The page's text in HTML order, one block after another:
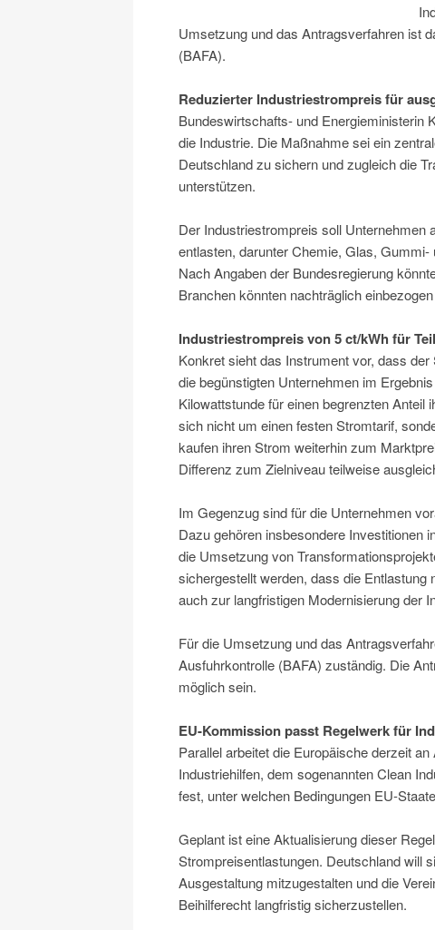
Umsetzung und das Antragsverfahren ist
(BAFA).
Reduzierter Industriestrompreis für
Bundeswirtschafts- und Energieministerin
die Industrie. Die Maßnahme sei ein
Deutschland zu sichern und zugleich die
unterstützen.
Der Industriestrompreis soll Unternehmen
entlasten, darunter Chemie, Glas,
Nach Angaben der Bundesregierung
Branchen könnten nachträglich
Industriestrompreis von 5 ct/kWh für
Konkret sieht das Instrument vor, dass
die begünstigten Unternehmen im
Kilowattstunde für einen begrenzten
sich nicht um einen festen Stromtarif,
kaufen ihren Strom weiterhin zum
Differenz zum Zielniveau teilweise
Im Gegenzug sind für die Unternehmen
Dazu gehören insbesondere Investitionen
die Umsetzung von
sichergestellt werden, dass die
auch zur langfristigen Modernisierung der
Für die Umsetzung und das
Ausfuhrkontrolle (BAFA) zuständig. Die
möglich sein.
EU-Kommission passt Regelwerk für
Parallel arbeitet die Europäische derzeit
Industriehilfen, dem sogenannten Clean
fest, unter welchen Bedingungen EU-
Geplant ist eine Aktualisierung dieser
Strompreisentlastungen. Deutschland will
Ausgestaltung mitzugestalten und die
Beihilferecht langfristig sicherzustellen.